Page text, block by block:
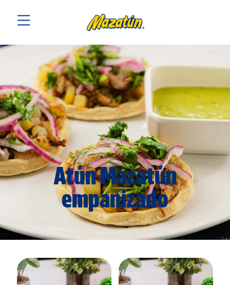
Atún Mazatún
empanizado